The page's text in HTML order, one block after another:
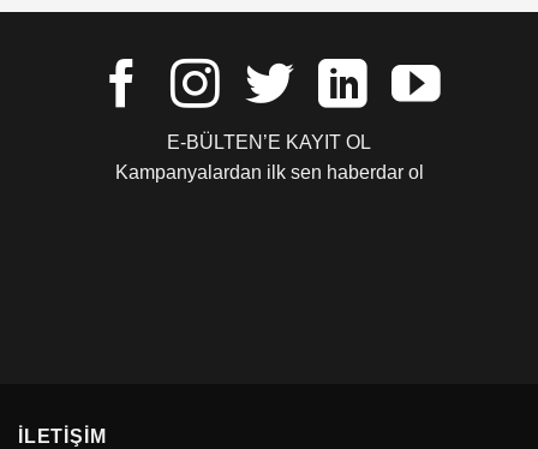
E-BÜLTEN’E KAYIT OL
Kampanyalardan ilk sen haberdar ol
İLETIŞIM